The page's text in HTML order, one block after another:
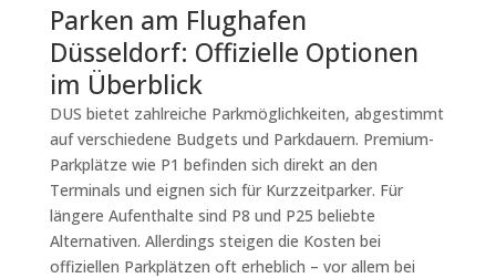
Parken am Flughafen
Düsseldorf: Offizielle Optionen
im Überblick
DUS bietet zahlreiche Parkmöglichkeiten, abgestimmt
auf verschiedene Budgets und Parkdauern. Premium-
Parkplätze wie P1 befinden sich direkt an den
Terminals und eignen sich für Kurzzeitparker. Für
längere Aufenthalte sind P8 und P25 beliebte
Alternativen. Allerdings steigen die Kosten bei
offiziellen Parkplätzen oft erheblich – vor allem bei